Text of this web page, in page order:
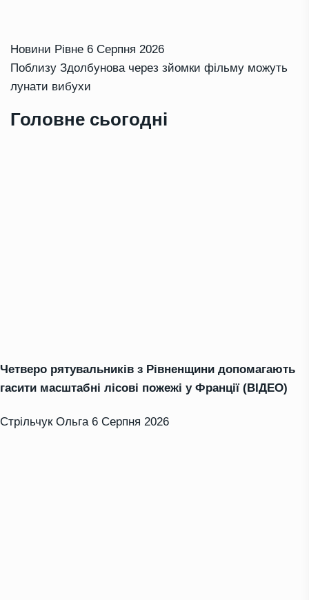
Новини Рівне 6 Серпня 2026
Поблизу Здолбунова через зйомки фільму можуть
лунати вибухи
Головне сьогодні
Четверо рятувальників з Рівненщини допомагають
гасити масштабні лісові пожежі у Франції (ВІДЕО)
Стрільчук Ольга 6 Серпня 2026